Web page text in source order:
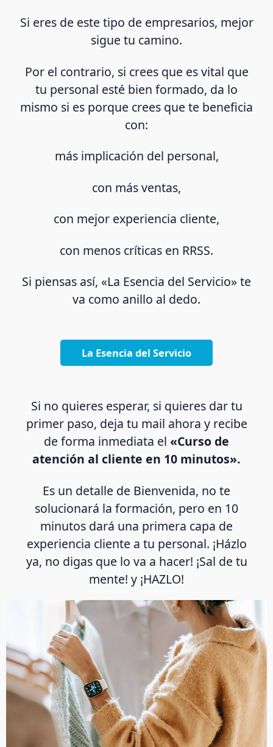
Si eres de este tipo de empresarios, mejor
sigue tu camino.
Por el contrario, si crees que es vital que
tu personal esté bien formado, da lo
mismo si es porque crees que te beneficia
con:
más implicación del personal,
con más ventas,
con mejor experiencia cliente,
con menos críticas en RRSS.
Si piensas así, «La Esencia del Servicio» te
va como anillo al dedo.
La Esencia del Servicio
Si no quieres esperar, si quieres dar tu
primer paso, deja tu mail ahora y recibe
de forma inmediata el «Curso de
atención al cliente en 10 minutos».
Es un detalle de Bienvenida, no te
solucionará la formación, pero en 10
minutos dará una primera capa de
experiencia cliente a tu personal. ¡Házlo
ya, no digas que lo va a hacer! ¡Sal de tu
mente! y ¡HAZLO!